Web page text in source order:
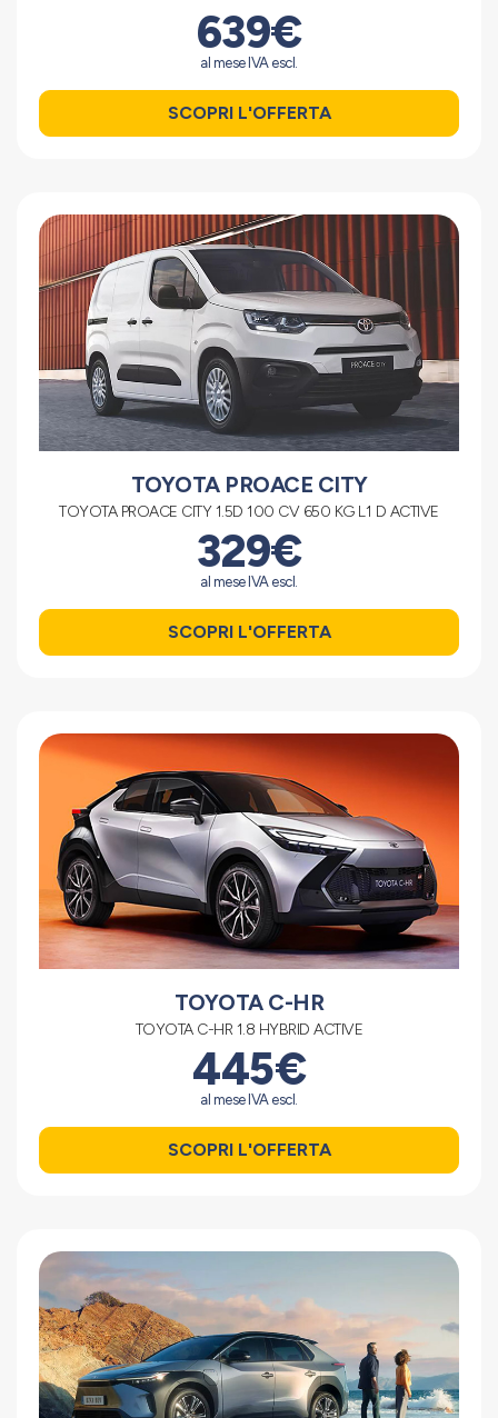
639€
al mese IVA escl.
SCOPRI L'OFFERTA
TOYOTA PROACE CITY
TOYOTA PROACE CITY 1.5D 100 CV 650 KG L1 D ACTIVE
329€
al mese IVA escl.
SCOPRI L'OFFERTA
TOYOTA C-HR
TOYOTA C-HR 1.8 HYBRID ACTIVE
445€
al mese IVA escl.
SCOPRI L'OFFERTA